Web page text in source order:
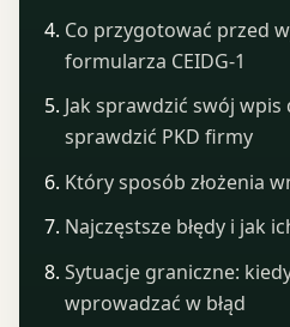
Co przygotować przed
formularza CEIDG-1
Jak sprawdzić swój wpis
sprawdzić PKD firmy
Który sposób złożenia
Najczęstsze błędy i jak
Sytuacje graniczne:
wprowadzać w błąd